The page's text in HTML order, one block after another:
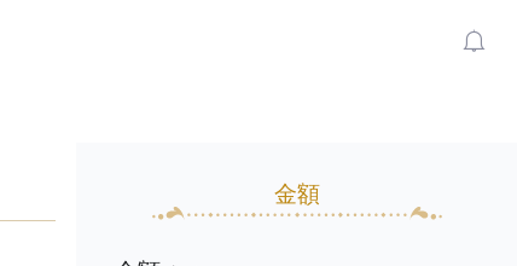
金額